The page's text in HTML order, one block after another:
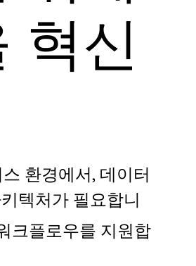
혁신
환경에서, 데이터
텍처가 필요합니
크플로우를 지원합